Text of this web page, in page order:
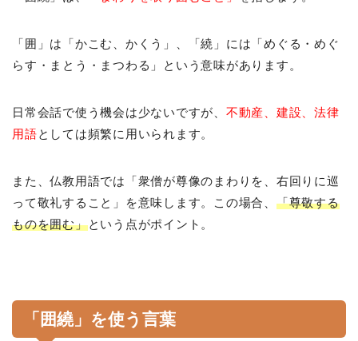
「囲」は「かこむ、かくう」、「繞」には「めぐる・めぐ
らす・まとう・まつわる」という意味があります。
日常会話で使う機会は少ないですが、 不動産、建設、法律
用語としては頻繁に用いられます。
また、仏教用語では「衆僧が尊像のまわりを、右回りに巡
って敬礼すること」を意味します。この場合、 「尊敬する
ものを囲む」という点がポイント。
「囲繞」を使う言葉